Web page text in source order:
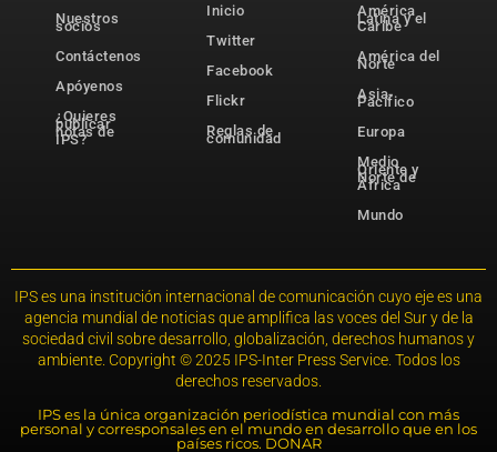
Nuestros
socios
Contáctenos
Apóyenos
¿Quieres
publicar
notas de
IPS?
Inicio
Twitter
Facebook
Flickr
Reglas de
comunidad
América
Latina y el
Caribe
América del
Norte
Asia-
Pacífico
Europa
Medio
Oriente y
Norte de
África
Mundo
IPS es una institución internacional de comunicación cuyo eje es una
agencia mundial de noticias que amplifica las voces del Sur y de la
sociedad civil sobre desarrollo, globalización, derechos humanos y
ambiente. Copyright © 2025 IPS-Inter Press Service. Todos los
derechos reservados.
IPS es la única organización periodística mundial con más
personal y corresponsales en el mundo en desarrollo que en los
países ricos. DONAR